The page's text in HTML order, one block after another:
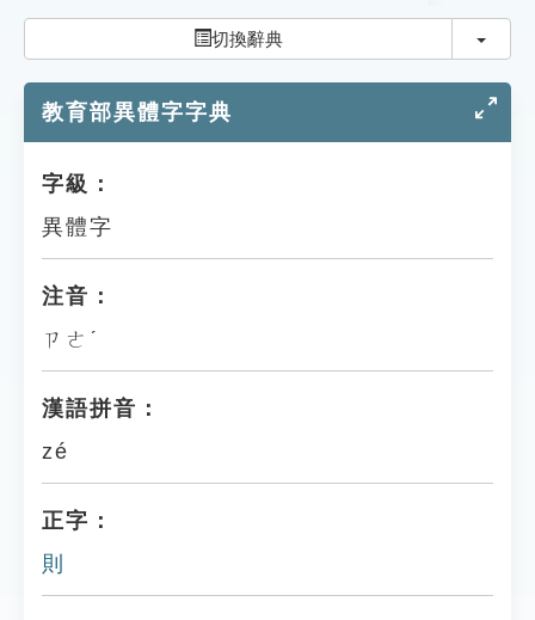
貓頭鷹博士
切換辭典 切換
教育部異體字字典
字級：
異體字
注音：
ㄗㄜˊ
漢語拼音：
zé
正字：
則